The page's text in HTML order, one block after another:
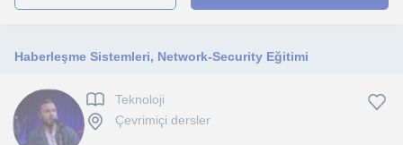
Haberleşme Sistemleri, Network-Security Eğitimi
Teknoloji
Çevrimiçi dersler